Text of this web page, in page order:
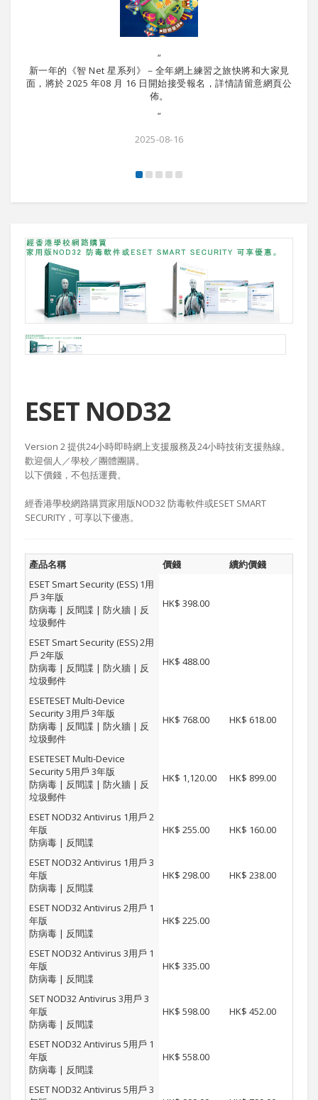
"
新一年的《智 Net 星系列》－全年網上練習之旅快將和大家見
面，將於 2025 年08 月 16 日開始接受報名，詳情請留意網頁公
佈。
"
2025-08-16
ESET NOD32
Version 2 提供24小時即時網上支援服務及24小時技術支援熱線。
歡迎個人／學校／團體團購。
以下價錢，不包括運費。
經香港學校網路購買家用版NOD32 防毒軟件或ESET SMART
SECURITY，可享以下優惠。
產品名稱 價錢
續約價錢
ESET Smart Security (ESS) 1用
戶 3年版
防病毒 | 反間諜 | 防火牆 | 反
垃圾郵件
HK$ 398.00
ESET Smart Security (ESS) 2用
戶 2年版
防病毒 | 反間諜 | 防火牆 | 反
垃圾郵件
HK$ 488.00
ESETESET Multi-Device
Security 3用戶 3年版
防病毒 | 反間諜 | 防火牆 | 反
垃圾郵件
HK$ 768.00 HK$ 618.00
ESETESET Multi-Device
Security 5用戶 3年版
防病毒 | 反間諜 | 防火牆 | 反
垃圾郵件
HK$ 1,120.00 HK$ 899.00
ESET NOD32 Antivirus 1用戶 2
年版
防病毒 | 反間諜
HK$ 255.00 HK$ 160.00
ESET NOD32 Antivirus 1用戶 3
年版
防病毒 | 反間諜
HK$ 298.00 HK$ 238.00
ESET NOD32 Antivirus 2用戶 1
年版
防病毒 | 反間諜
HK$ 225.00
ESET NOD32 Antivirus 3用戶 1
年版
防病毒 | 反間諜
HK$ 335.00
SET NOD32 Antivirus 3用戶 3
年版
防病毒 | 反間諜
HK$ 598.00 HK$ 452.00
ESET NOD32 Antivirus 5用戶 1
年版
防病毒 | 反間諜
HK$ 558.00
ESET NOD32 Antivirus 5用戶 3